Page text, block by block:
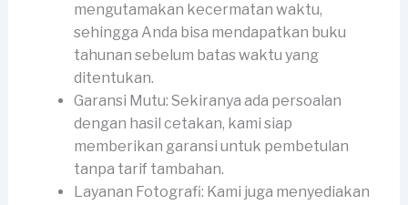
mengutamakan kecermatan waktu,
sehingga Anda bisa mendapatkan buku
tahunan sebelum batas waktu yang
ditentukan.
Garansi Mutu: Sekiranya ada persoalan
dengan hasil cetakan, kami siap
memberikan garansi untuk pembetulan
tanpa tarif tambahan.
Layanan Fotografi: Kami juga menyediakan